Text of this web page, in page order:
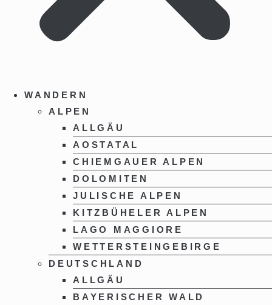
WANDERN
ALPEN
ALLGÄU
AOSTATAL
CHIEMGAUER ALPEN
DOLOMITEN
JULISCHE ALPEN
KITZBÜHELER ALPEN
LAGO MAGGIORE
WETTERSTEINGEBIRGE
DEUTSCHLAND
ALLGÄU
BAYERISCHER WALD